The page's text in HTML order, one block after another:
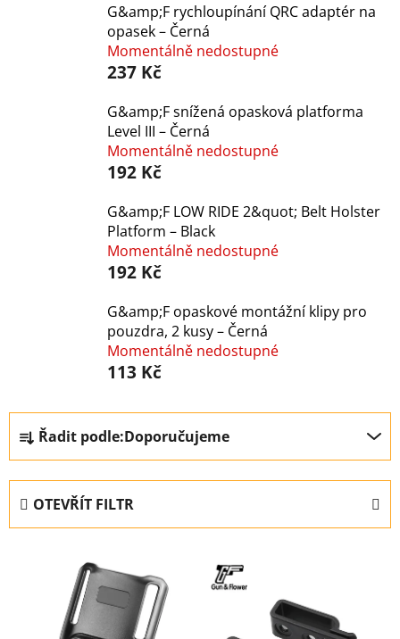
G&amp;F rychloupínání QRC adaptér na
opasek – Černá
Momentálně nedostupné
237 Kč
G&amp;F snížená opasková platforma
Level III – Černá
Momentálně nedostupné
192 Kč
G&amp;F LOW RIDE 2&quot; Belt Holster
Platform – Black
Momentálně nedostupné
192 Kč
G&amp;F opaskové montážní klipy pro
pouzdra, 2 kusy – Černá
Momentálně nedostupné
113 Kč
Ř
a
z
n
í
Řadit podle:Doporučujeme
OTEVŘÍT FILTR